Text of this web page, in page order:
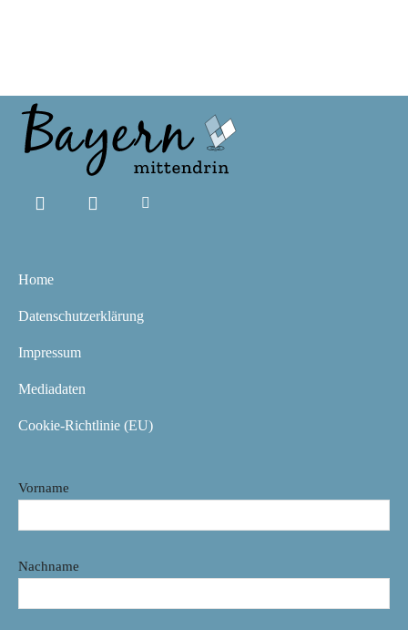
Home
Datenschutzerklärung
Impressum
Mediadaten
Cookie-Richtlinie (EU)
Vorname
Nachname